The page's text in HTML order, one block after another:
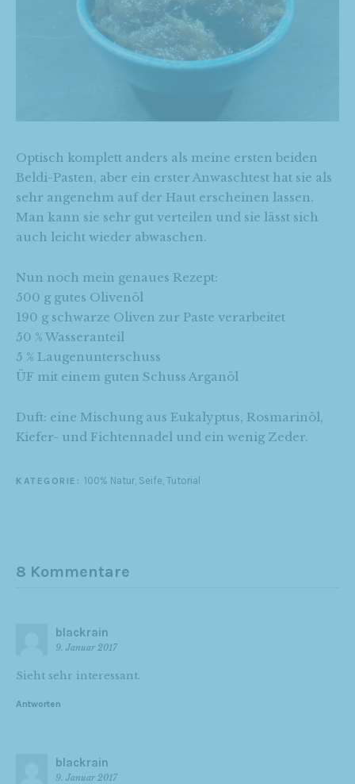
Optisch komplett anders als meine ersten beiden
Beldi-Pasten, aber ein erster Anwaschtest hat sie als
sehr angenehm auf der Haut erscheinen lassen.
Man kann sie sehr gut verteilen und sie lässt sich
auch leicht wieder abwaschen.
Nun noch mein genaues Rezept:
500 g gutes Olivenöl
190 g schwarze Oliven zur Paste verarbeitet
50 % Wasseranteil
5 % Laugenunterschuss
ÜF mit einem guten Schuss Arganöl
Duft: eine Mischung aus Eukalyptus, Rosmarinöl,
Kiefer- und Fichtennadel und ein wenig Zeder.
KATEGORIE: 100% Natur, Seife Tutorial
8 Kommentare
blackrain
9. Januar 2017
Sieht sehr interessant.
Antworten
blackrain
9. Januar 2017